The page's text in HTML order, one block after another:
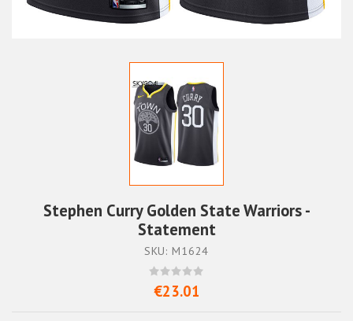
Stephen Curry Golden State Warriors -
Statement
SKU: M1624
€23.01